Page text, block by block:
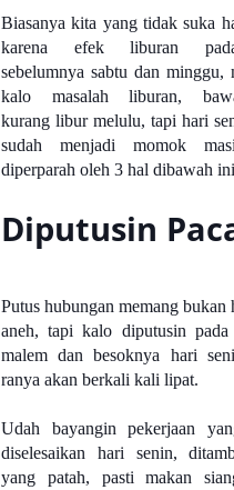
Biasanya kita yang tidak suka
karena efek liburan
sebelumnya sabtu dan minggu,
kalo masalah liburan,
kurang libur melulu, tapi hari
sudah menjadi momok
diperparah oleh 3 hal dibawah
Diputusin
Putus hubungan memang bukan
aneh, tapi kalo diputusin pada
malem dan besoknya hari
ranya akan berkali kali lipat.
Udah bayangin pekerjaan
diselesaikan hari senin,
yang patah, pasti makan